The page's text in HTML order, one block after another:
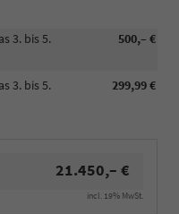
500,– €
3. bis 5.
299,99 €
3. bis 5.
21.450,– €
incl. 19% MwSt.